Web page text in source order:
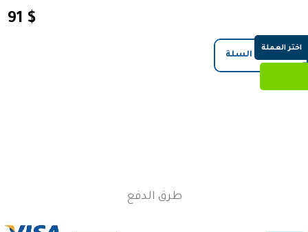
91 $
إضافة إلى السلة
طرق الدفع
اختر العملة